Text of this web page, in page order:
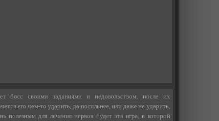
босс своими заданиями и недовольством, после их
его чем-то ударить, да посильнее, или даже не ударить,
полезным для лечения нервов будет эта игра, в которой